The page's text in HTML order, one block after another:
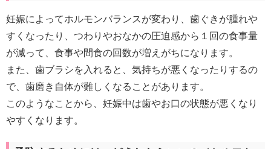
妊娠によってホルモンバランスが変わり、歯ぐきが腫れや
すくなったり、つわりやおなかの圧迫感から１回の食事量
が減って、食事や間食の回数が増えがちになります。
また、歯ブラシを入れると、気持ちが悪くなったりするの
で、歯磨き自体が難しくなることがあります。
このようなことから、妊娠中は歯やお口の状態が悪くなり
やすくなります。